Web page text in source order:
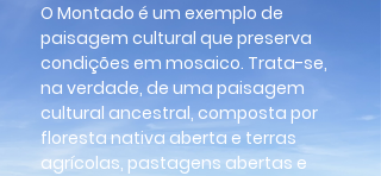
O Montado é um exemplo de
paisagem cultural que preserva
condições em mosaico. Trata-se,
na verdade, de uma paisagem
cultural ancestral, composta por
floresta nativa aberta e terras
agrícolas, pastagens abertas e